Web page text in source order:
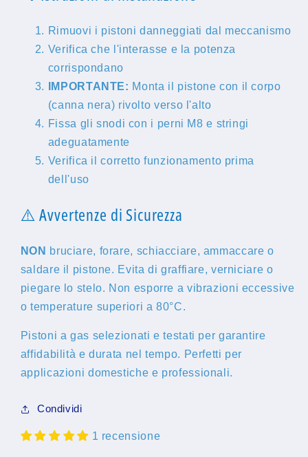
Rimuovi i pistoni danneggiati dal meccanismo
Verifica che l'interasse e la potenza
corrispondano
IMPORTANTE: Monta il pistone con il corpo
(canna nera) rivolto verso l'alto
Fissa gli snodi con i perni M8 e stringi
adeguatamente
Verifica il corretto funzionamento prima
dell'uso
⚠️ Avvertenze di Sicurezza
NON bruciare, forare, schiacciare, ammaccare o
saldare il pistone. Evita di graffiare, verniciare o
piegare lo stelo. Non esporre a vibrazioni eccessive
o temperature superiori a 80°C.
Pistoni a gas selezionati e testati per garantire
affidabilità e durata nel tempo. Perfetti per
applicazioni domestiche e professionali.
Condividi
1 recensione